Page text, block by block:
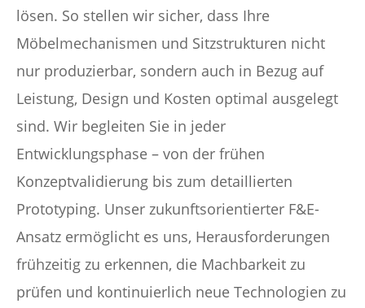
lösen. So stellen wir sicher, dass Ihre
Möbelmechanismen und Sitzstrukturen nicht
nur produzierbar, sondern auch in Bezug auf
Leistung, Design und Kosten optimal ausgelegt
sind. Wir begleiten Sie in jeder
Entwicklungsphase – von der frühen
Konzeptvalidierung bis zum detaillierten
Prototyping. Unser zukunftsorientierter F&E-
Ansatz ermöglicht es uns, Herausforderungen
frühzeitig zu erkennen, die Machbarkeit zu
prüfen und kontinuierlich neue Technologien zu